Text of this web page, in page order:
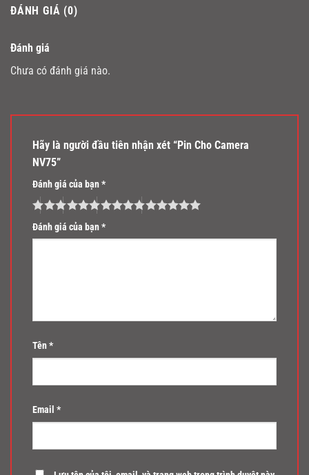
ĐÁNH GIÁ (0)
Đánh giá
Chưa có đánh giá nào.
Hãy là người đầu tiên nhận xét “Pin Cho Camera
NV75”
Đánh giá của bạn*
Đánh giá của bạn*
Tên*
Email *